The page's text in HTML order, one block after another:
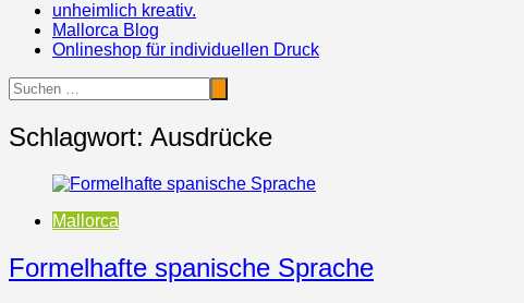
unheimlich kreativ.
Mallorca Blog
Onlineshop für individuellen Druck
Schlagwort: Ausdrücke
Mallorca
Formelhafte spanische Sprache